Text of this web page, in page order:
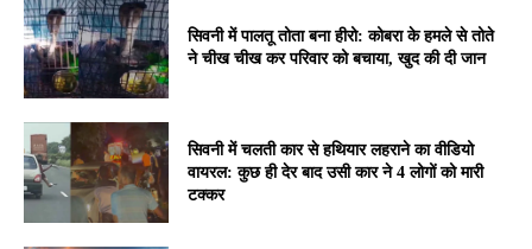
सिवनी में पालतू तोता बना हीरो: कोबरा के हमले से तोते
ने चीख चीख कर परिवार को बचाया, खुद की दी जान
सिवनी में चलती कार से हथियार लहराने का वीडियो
वायरल: कुछ ही देर बाद उसी कार ने 4 लोगों को मारी
टक्कर